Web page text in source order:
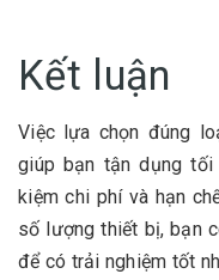
Kết luận
Việc lựa chọn đúng
giúp bạn tận dụng
kiệm chi phí và hạn
số lượng thiết bị, bạn
để có trải nghiệm tốt